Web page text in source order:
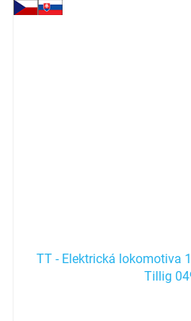
TT - Elektrická lokomotiva
Tillig